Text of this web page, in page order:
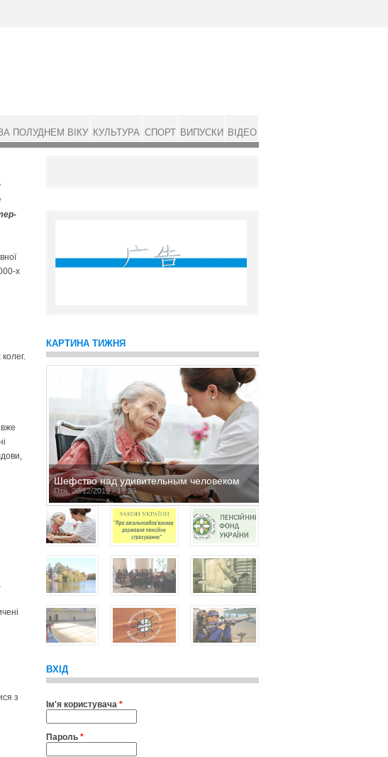
х
з
КАРТИНА ТИЖНЯ
Шефство над удивительным человеком
Птн, 20/12/2019 - 16:29
ВХІД
Ім'я користувача *
Пароль *
ПОЛУДНЕМ ВІКУ КУЛЬТУРА СПОРТ ВИПУСКИ ВІДЕО